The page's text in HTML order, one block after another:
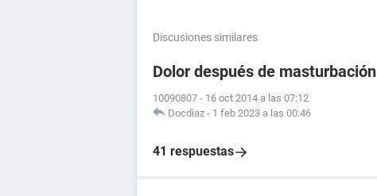
Discusiones similares
Dolor después de masturbación
10090807 - 16 oct 2014 a las 07:12
Docdiaz - 1 feb 2023 a las 00:46
41 respuestas